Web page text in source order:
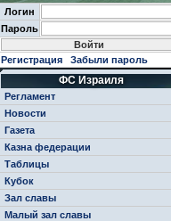
Логин
Пароль
Регистрация Забыли пароль
ФС Израиля
Регламент
Новости
Газета
Казна федерации
Таблицы
Кубок
Зал славы
Малый зал славы